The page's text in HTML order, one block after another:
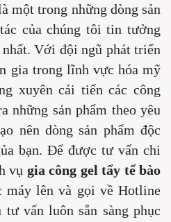
một trong những dòng sản
của chúng tôi tin tưởng
Với đội ngũ phát triển
gia trong lĩnh vực hóa mỹ
xuyên cải tiến các công
những sản phẩm theo yêu
nên dòng sản phẩm độc
bạn. Để được tư vấn chi
vụ gia công gel tẩy tế bào
máy lên và gọi về Hotline
vấn luôn sẵn sàng phục